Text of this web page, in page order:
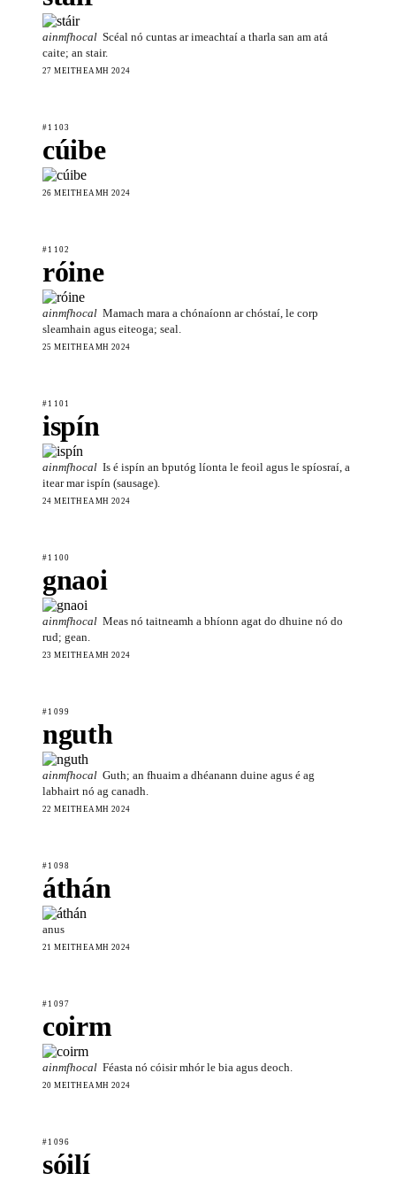
ainmfhocal Scéal nó cuntas ar imeachtaí a tharla san am atá
caite; an stair.
27 MEITHEAMH 2024
#1103
cúibe
26 MEITHEAMH 2024
#1102
róine
ainmfhocal Mamach mara a chónaíonn ar chóstaí, le corp
sleamhain agus eiteoga; seal.
25 MEITHEAMH 2024
#1101
ispín
ainmfhocal Is é ispín an bputóg líonta le feoil agus le spíosraí, a
itear mar ispín (sausage).
24 MEITHEAMH 2024
#1100
gnaoi
ainmfhocal Meas nó taitneamh a bhíonn agat do dhuine nó do
rud; gean.
23 MEITHEAMH 2024
#1099
nguth
ainmfhocal Guth; an fhuaim a dhéanann duine agus é ag
labhairt nó ag canadh.
22 MEITHEAMH 2024
#1098
áthán
anus
21 MEITHEAMH 2024
#1097
coirm
ainmfhocal Féasta nó cóisir mhór le bia agus deoch.
20 MEITHEAMH 2024
#1096
sóilí